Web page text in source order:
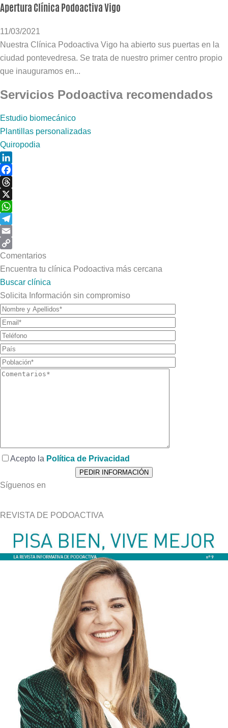
Apertura Clínica Podoactiva Vigo
11/03/2021
Nuestra Clínica Podoactiva Vigo ha abierto sus puertas en la
ciudad pontevedresa. Se trata de nuestro primer centro propio
que inauguramos en...
Servicios Podoactiva recomendados
Estudio biomecánico
Plantillas personalizadas
Quiropodia
LinkedIn
Facebook
Threads
X
WhatsApp
Telegram
Email
Copy
Link
Comentarios
Encuentra tu clínica Podoactiva más cercana
Buscar clínica
Solicita Información sin compromiso
Acepto la Política de Privacidad
Síguenos en
REVISTA DE PODOACTIVA